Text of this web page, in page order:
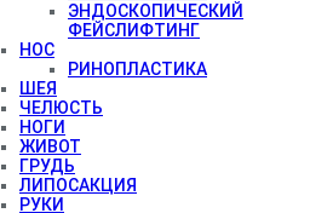
ЭНДОСКОПИЧЕСКИЙ
ФЕЙСЛИФТИНГ
НОС
РИНОПЛАСТИКА
ШЕЯ
ЧЕЛЮСТЬ
НОГИ
ЖИВОТ
ГРУДЬ
ЛИПОСАКЦИЯ
РУКИ